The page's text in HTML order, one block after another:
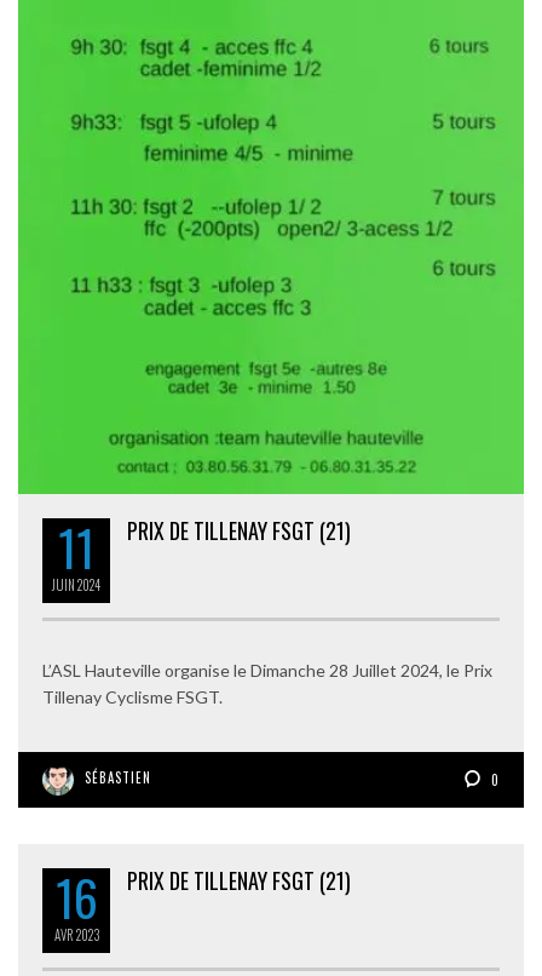
11
JUIN2024
PRIX DE TILLENAY FSGT (21)
L’ASL Hauteville organise le Dimanche 28 Juillet 2024, le Prix
Tillenay Cyclisme FSGT.
SÉBASTIEN 0
16
AVR2023
PRIX DE TILLENAY FSGT (21)